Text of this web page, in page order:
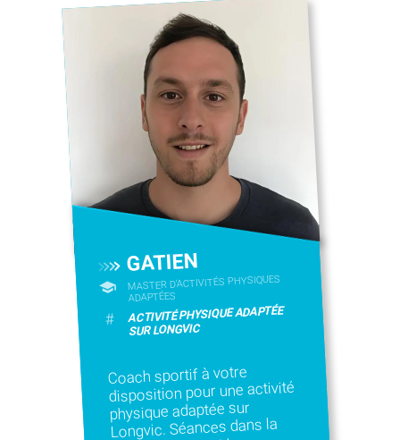
GATIEN
MASTER D'ACTIVITÉS PHYSIQUES
ADAPTÉES
# ACTIVITÉ PHYSIQUE ADAPTÉE
SUR LONGVIC
Coach sportif à votre
disposition pour une activité
physique adaptée sur
Longvic. Séances dans la